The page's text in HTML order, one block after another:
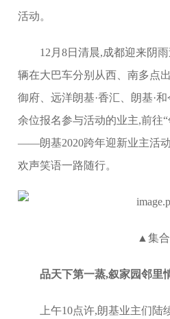
活动。
12月8日清晨,成都迎来阴
辆在大巴车分别从西、南多点
御府、远洋朗基·香汇、朗基·
余位报名参与活动的业主,前往
——朗基2020跨年迎新业主活
欢声笑语一路随行。
▲集
品天下第一蒸,叙家园邻里
上午10点许,朗基业主们